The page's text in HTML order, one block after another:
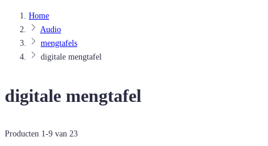
Home
Audio
mengtafels
digitale mengtafel
digitale mengtafel
Producten 1-9 van 23